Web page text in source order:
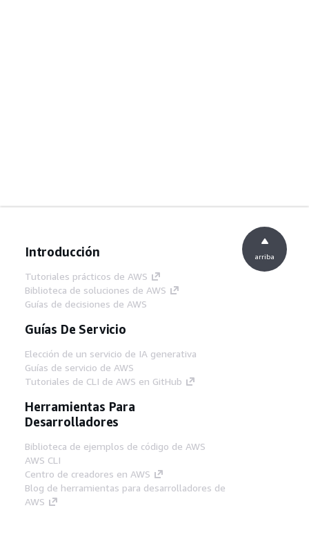
Introducción
Tutoriales prácticos de AWS
Biblioteca de soluciones de AWS
Guías de decisiones de AWS
Guías De Servicio
Elección de un servicio de IA generativa
Guías de servicio de AWS
Tutoriales de CLI de AWS en GitHub
Herramientas Para
Desarrolladores
Biblioteca de ejemplos de código de AWS
AWS CLI
Centro de creadores en AWS
Blog de herramientas para desarrolladores de
AWS
arriba